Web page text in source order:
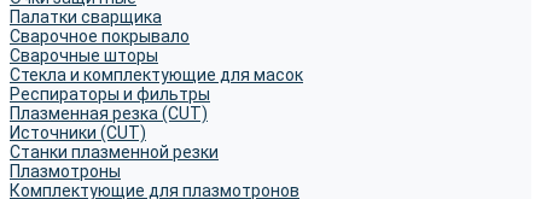
Палатки сварщика
Сварочное покрывало
Сварочные шторы
Стекла и комплектующие для масок
Респираторы и фильтры
Плазменная резка (CUT)
Источники (CUT)
Станки плазменной резки
Плазмотроны
Комплектующие для плазмотронов